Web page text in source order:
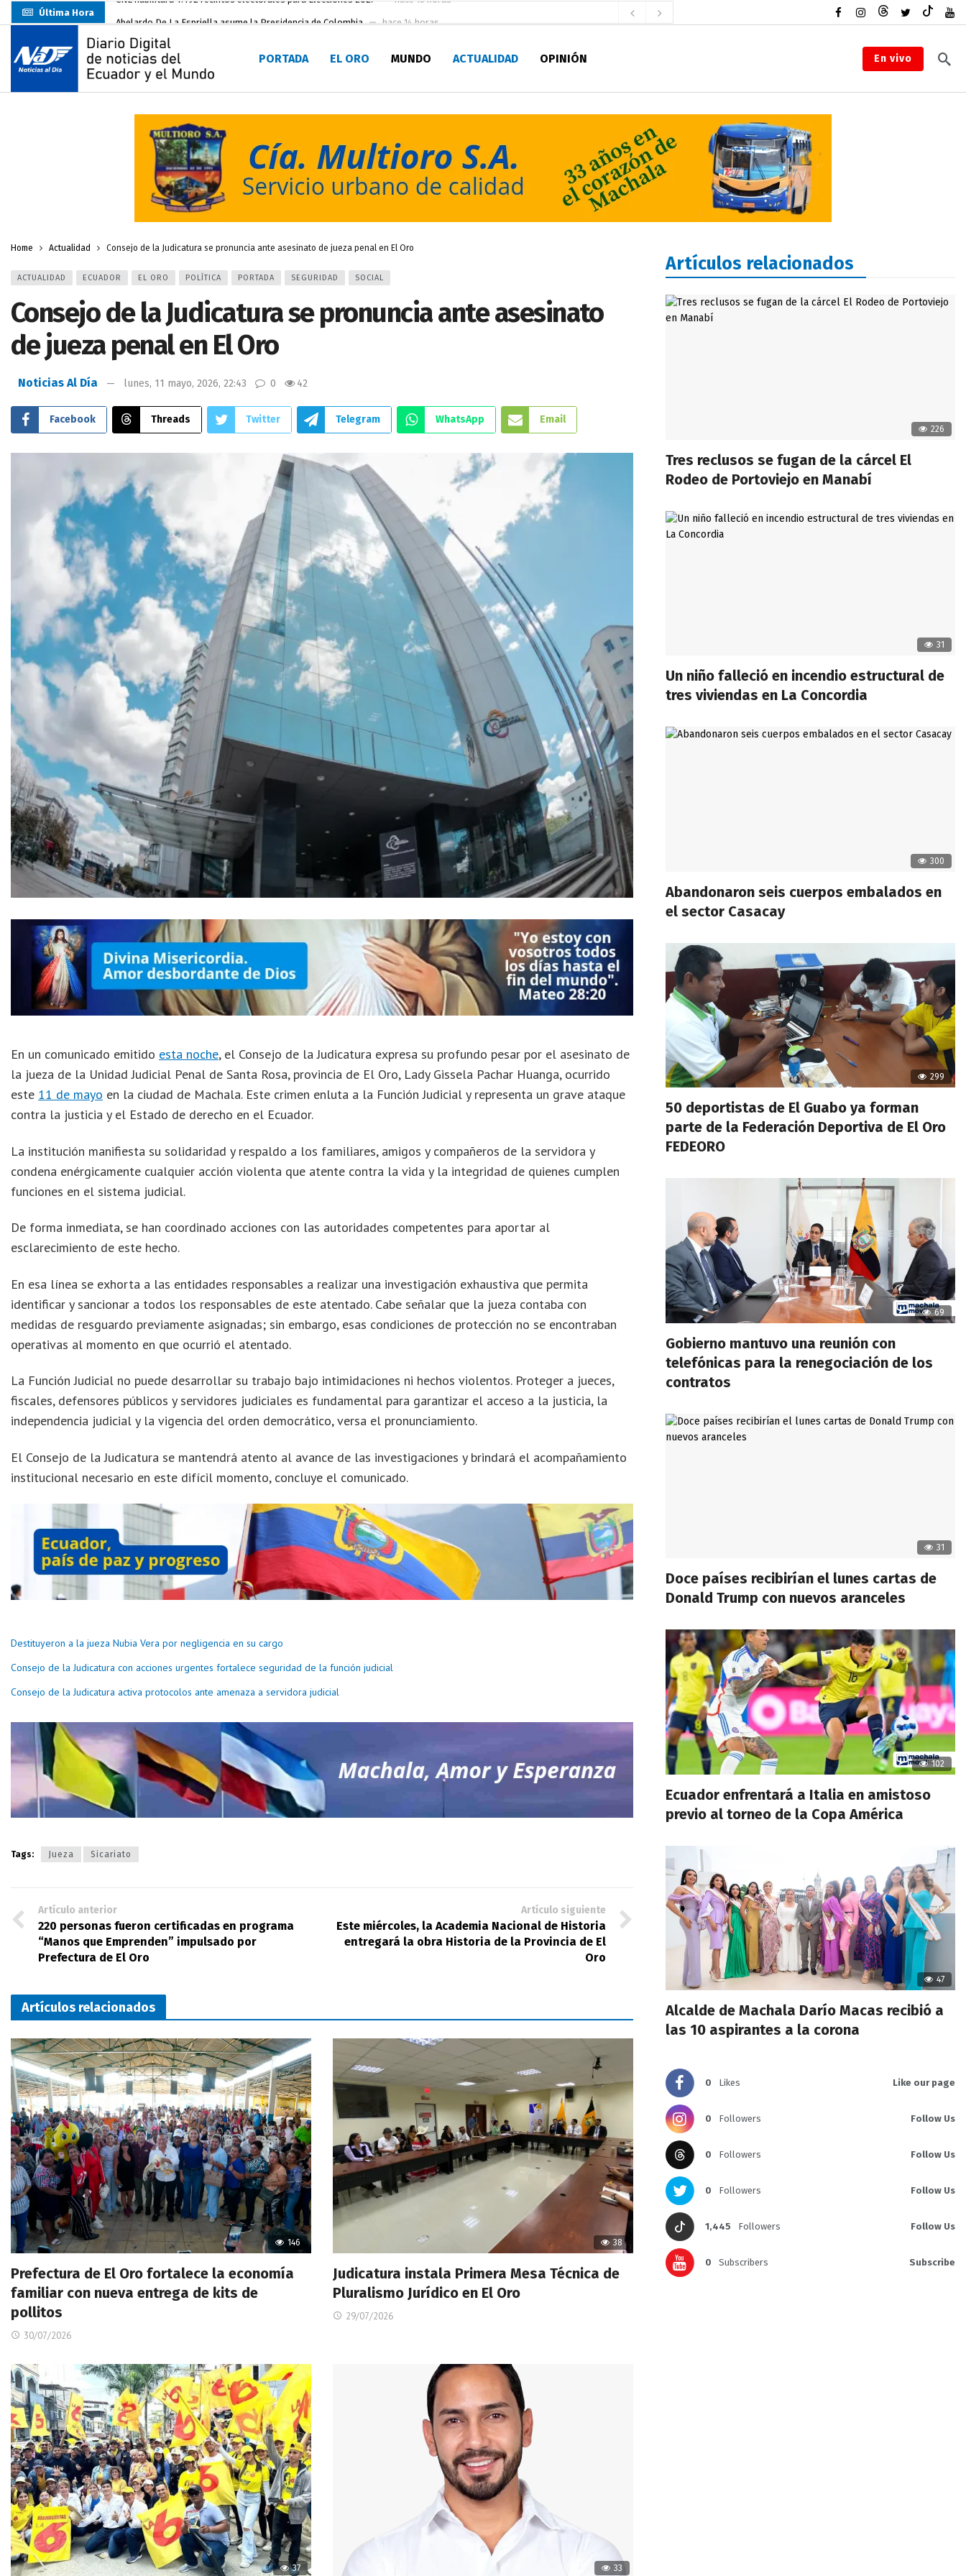
Última Hora
Sin objeciones la candidatura de Carlos Rodríguez para la Alcaldía de Machala
Más de 3.800 escuelas estarían en riesgo por El Niño hace 1 día
Nuevo Santa Rosa Sporting Club inicia su camino en la Serie A del Fútbol Femenino Nacional 2026
Unidad Popular confirma acuerdo político con RC, socialismo y Lista 70 en Pichincha y varias provincias
Delegación de El Oro fiscaliza propaganda electoral hace 2 días
Gobierno Estudiantil Ugartino 2026-2027, fue posesionado hace 2 días
Darwin Pereira oficializa su candidatura a la alcaldía de Machala hace 12 horas
PORTADA EL ORO MUNDO ACTUALIDAD OPINIÓN En vivo
Home Actualidad Consejo de la Judicatura se pronuncia ante asesinato de jueza penal en El Oro
ACTUALIDAD ECUADOR EL ORO POLÍTICA PORTADA SEGURIDAD SOCIAL
Consejo de la Judicatura se pronuncia ante asesinato
de jueza penal en El Oro
Noticias Al Día lunes, 11 mayo, 2026, 22:43 0 42
Facebook Threads Twitter Telegram WhatsApp Email
En un comunicado emitido esta noche, el Consejo de la Judicatura expresa su profundo pesar por el asesinato de
la jueza de la Unidad Judicial Penal de Santa Rosa, provincia de El Oro, Lady Gissela Pachar Huanga, ocurrido
este 11 de mayo en la ciudad de Machala. Este crimen enluta a la Función Judicial y representa un grave ataque
contra la justicia y el Estado de derecho en el Ecuador.
La institución manifiesta su solidaridad y respaldo a los familiares, amigos y compañeros de la servidora y
condena enérgicamente cualquier acción violenta que atente contra la vida y la integridad de quienes cumplen
funciones en el sistema judicial.
De forma inmediata, se han coordinado acciones con las autoridades competentes para aportar al
esclarecimiento de este hecho.
En esa línea se exhorta a las entidades responsables a realizar una investigación exhaustiva que permita
identificar y sancionar a todos los responsables de este atentado. Cabe señalar que la jueza contaba con
medidas de resguardo previamente asignadas; sin embargo, esas condiciones de protección no se encontraban
operativas al momento en que ocurrió el atentado.
La Función Judicial no puede desarrollar su trabajo bajo intimidaciones ni hechos violentos. Proteger a jueces,
fiscales, defensores públicos y servidores judiciales es fundamental para garantizar el acceso a la justicia, la
independencia judicial y la vigencia del orden democrático, versa el pronunciamiento.
El Consejo de la Judicatura se mantendrá atento al avance de las investigaciones y brindará el acompañamiento
institucional necesario en este difícil momento, concluye el comunicado.
Destituyeron a la jueza Nubia Vera por negligencia en su cargo
Consejo de la Judicatura con acciones urgentes fortalece seguridad de la función judicial
Consejo de la Judicatura activa protocolos ante amenaza a servidora judicial
Tags: Jueza Sicariato
Artículo anterior
220 personas fueron certificadas en programa
“Manos que Emprenden” impulsado por
Prefectura de El Oro
Artículo siguiente
Este miércoles, la Academia Nacional de Historia
entregará la obra Historia de la Provincia de El
Oro
Artículos relacionados
146
Prefectura de El Oro fortalece la economía
familiar con nueva entrega de kits de
pollitos
30/07/2026
38
Judicatura instala Primera Mesa Técnica de
Pluralismo Jurídico en El Oro
29/07/2026
37 33
Artículos relacionados
226
Tres reclusos se fugan de la cárcel El
Rodeo de Portoviejo en Manabí
31
Un niño falleció en incendio estructural de
tres viviendas en La Concordia
300
Abandonaron seis cuerpos embalados en
el sector Casacay
299
50 deportistas de El Guabo ya forman
parte de la Federación Deportiva de El Oro
FEDEORO
69
Gobierno mantuvo una reunión con
telefónicas para la renegociación de los
contratos
31
Doce países recibirían el lunes cartas de
Donald Trump con nuevos aranceles
102
Ecuador enfrentará a Italia en amistoso
previo al torneo de la Copa América
47
Alcalde de Machala Darío Macas recibió a
las 10 aspirantes a la corona
0 Likes Like our page
0 Followers Follow Us
0 Followers Follow Us
0 Followers Follow Us
1,445 Followers Follow Us
0 Subscribers Subscribe